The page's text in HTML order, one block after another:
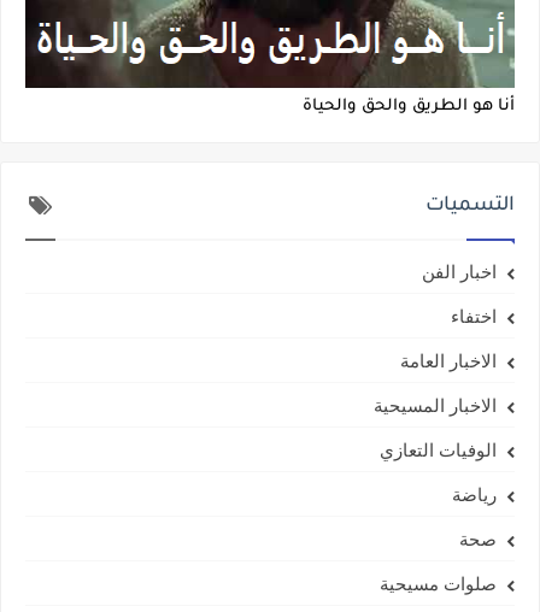
أنا هو الطريق والحق والحياة
التسميات
اخبار الفن
اختفاء
الاخبار العامة
الاخبار المسيحية
الوفيات التعازي
رياضة
صحة
صلوات مسيحية